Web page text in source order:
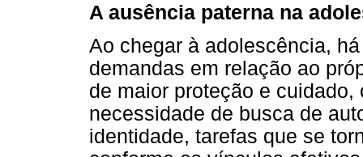
A ausência paterna na
Ao chegar à adolescência,
demandas em relação ao
de maior proteção e
necessidade de busca de
identidade, tarefas que se